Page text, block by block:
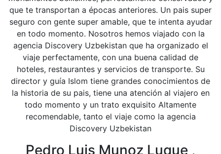
que te transportan a épocas anteriores. Un pais super
seguro con gente super amable, que te intenta ayudar
en todo momento. Nosotros hemos viajado con la
agencia Discovery Uzbekistan que ha organizado el
viaje perfectamente, con una buena calidad de
hoteles, restaurantes y servicios de transporte. Su
director y guía Islom tiene grandes conocimientos de
la historia de su pais, tiene una atención al viajero en
todo momento y un trato exquisito Altamente
recomendable, tanto el viaje como la agencia
Discovery Uzbekistan
Pedro Luis Munoz Luque ,